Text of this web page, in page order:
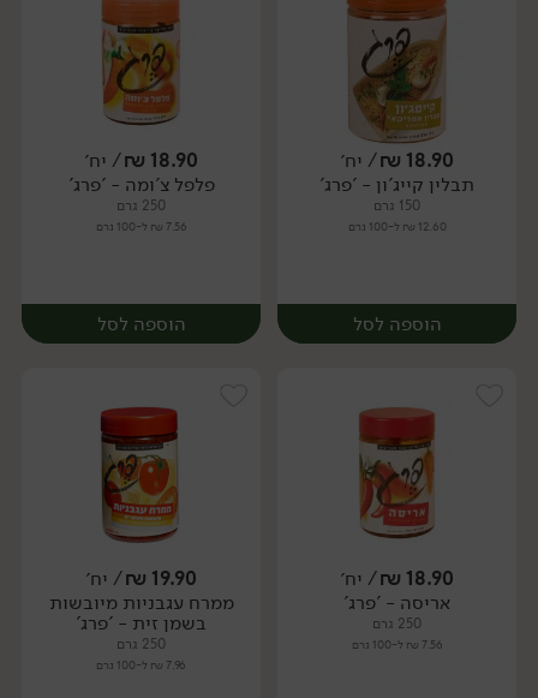
יח׳ יח׳
18.90
₪/ יח׳
תבלין קייג'ון - 'פרג'
150 גרם
12.60 ₪ ל-100 גרם
הוספה לסל
יח׳
18.90
₪/ יח׳
פלפל צ'ומה - 'פרג'
250 גרם
7.56 ₪ ל-100 גרם
הוספה לסל
יח׳
18.90
₪/ יח׳
אריסה - 'פרג'
250 גרם
7.56 ₪ ל-100 גרם
19.90
₪/ יח׳
ממרח עגבניות מיובשות
בשמן זית - 'פרג'
250 גרם
7.96 ₪ ל-100 גרם